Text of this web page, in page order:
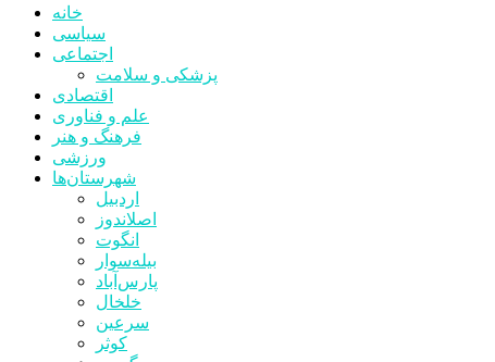
خانه
سیاسی
اجتماعی
پزشکی و سلامت
اقتصادی
علم و فناوری
فرهنگ و هنر
ورزشی
شهرستان‌ها
اردبیل
اصلاندوز
انگوت
بیله‌سوار
پارس‌آباد
خلخال
سرعین
کوثر